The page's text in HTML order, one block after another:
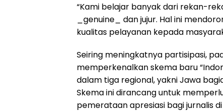
“Kami belajar banyak dari rekan-
_genuine_ dan jujur. Hal ini
kualitas pelayanan kepada
Seiring meningkatnya partisipasi,
memperkenalkan skema baru
dalam tiga regional, yakni Jawa
Skema ini dirancang untuk
pemerataan apresiasi bagi jurnalis